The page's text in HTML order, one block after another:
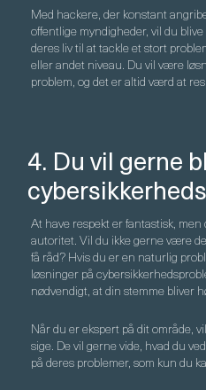
Med hackere, der konstant
offentlige myndigheder, vil du
deres liv til at tackle et stort
eller andet niveau. Du vil være
problem, og det er altid værd at
4. Du vil gerne
At have respekt er fantastisk,
autoritet. Vil du ikke gerne være
få råd? Hvis du er en naturlig
løsninger på
nødvendigt, at din stemme bliver
Når du er ekspert på dit område,
sige. De vil gerne vide, hvad du
på deres problemer, som kun du